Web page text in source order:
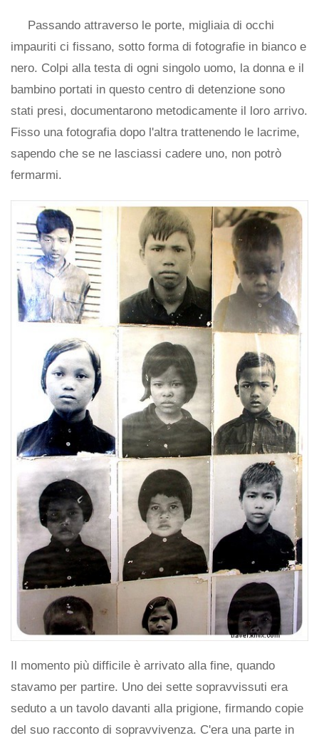
Passando attraverso le porte, migliaia di occhi
impauriti ci fissano, sotto forma di fotografie in bianco e
nero. Colpi alla testa di ogni singolo uomo, la donna e il
bambino portati in questo centro di detenzione sono
stati presi, documentarono metodicamente il loro arrivo.
Fisso una fotografia dopo l'altra trattenendo le lacrime,
sapendo che se ne lasciassi cadere uno, non potrò
fermarmi.
Il momento più difficile è arrivato alla fine, quando
stavamo per partire. Uno dei sette sopravvissuti era
seduto a un tavolo davanti alla prigione, firmando copie
del suo racconto di sopravvivenza. C'era una parte in